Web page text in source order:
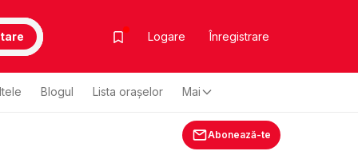
Logare Înregistrare
Blogul Lista oraşelor Mai
Abonează-te